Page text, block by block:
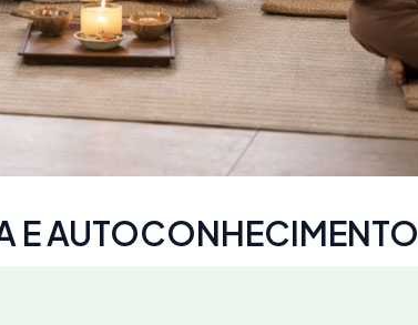
E AUTOCONHECIMENTO